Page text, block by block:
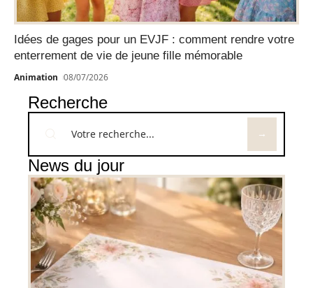
Idées de gages pour un EVJF : comment rendre votre
enterrement de vie de jeune fille mémorable
Animation 08/07/2026
Recherche
News du jour